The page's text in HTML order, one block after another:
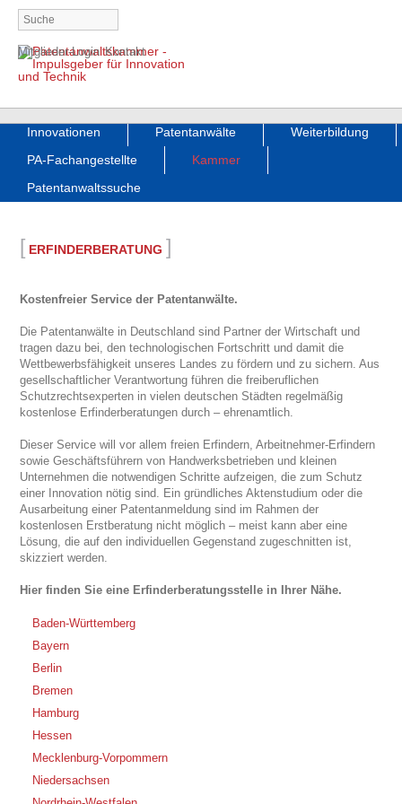
Navigation
überspringen
Mitglieder-Login Kontakt
Navigation
überspringen
Innovationen Patentanwälte
Weiterbildung
PA-Fachangestellte
Kammer
Patentanwaltssuche
[ ERFINDERBERATUNG ]
Kostenfreier Service der Patentanwälte.
Die Patentanwälte in Deutschland sind Partner der Wirtschaft und
tragen dazu bei, den technologischen Fortschritt und damit die
Wettbewerbsfähigkeit unseres Landes zu fördern und zu sichern. Aus
gesellschaftlicher Verantwortung führen die freiberuflichen
Schutzrechtsexperten in vielen deutschen Städten regelmäßig
kostenlose Erfinderberatungen durch – ehrenamtlich.
Dieser Service will vor allem freien Erfindern, Arbeitnehmer-Erfindern
sowie Geschäftsführern von Handwerksbetrieben und kleinen
Unternehmen die notwendigen Schritte aufzeigen, die zum Schutz
einer Innovation nötig sind. Ein gründliches Aktenstudium oder die
Ausarbeitung einer Patentanmeldung sind im Rahmen der
kostenlosen Erstberatung nicht möglich – meist kann aber eine
Lösung, die auf den individuellen Gegenstand zugeschnitten ist,
skizziert werden.
Hier finden Sie eine Erfinderberatungsstelle in Ihrer Nähe.
Baden-Württemberg
Bayern
Berlin
Bremen
Hamburg
Hessen
Mecklenburg-Vorpommern
Niedersachsen